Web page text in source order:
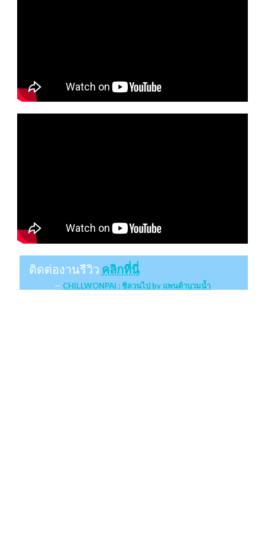
ติดต่องานรีวิว คลิกที่นี่
CHILLWONPAI : ชิลวนไป by แพนด้าบวมน้ำ